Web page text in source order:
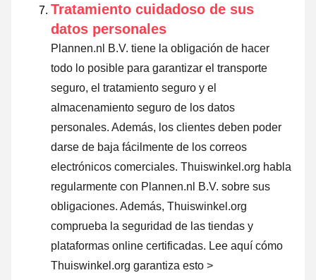
Tratamiento cuidadoso de sus
datos personales
Plannen.nl B.V. tiene la obligación de hacer
todo lo posible para garantizar el transporte
seguro, el tratamiento seguro y el
almacenamiento seguro de los datos
personales. Además, los clientes deben poder
darse de baja fácilmente de los correos
electrónicos comerciales. Thuiswinkel.org habla
regularmente con Plannen.nl B.V. sobre sus
obligaciones. Además, Thuiswinkel.org
comprueba la seguridad de las tiendas y
plataformas online certificadas. Lee aquí cómo
Thuiswinkel.org garantiza esto >